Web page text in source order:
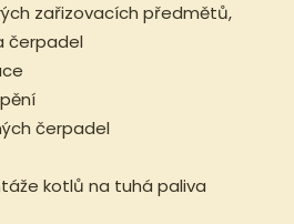
zařizovacích předmětů,
čerpadel
čerpadel
kotlů na tuhá paliva